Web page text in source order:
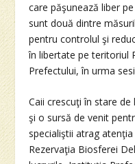
care păşunează liber
sunt două dintre
pentru controlul şi
în libertate pe teritoriul
Prefectului, în urma
Caii crescuţi în stare
şi o sursă de venit
specialiştii atrag
Rezervaţia Biosferei